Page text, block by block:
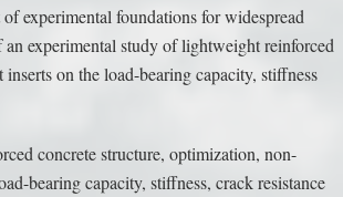
experimental foundations for widespread
experimental study of lightweight reinforced
on the load-bearing capacity, stiffness
concrete structure, optimization, non-
bearing capacity, stiffness, crack resistance